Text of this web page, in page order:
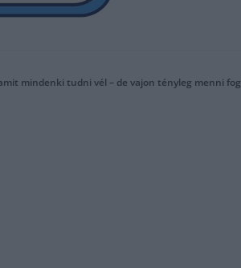
mindenki tudni vél – de vajon tényleg menni